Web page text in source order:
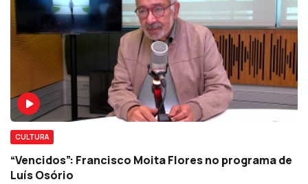
CULTURA
“Vencidos”: Francisco Moita Flores no programa de
Luís Osório